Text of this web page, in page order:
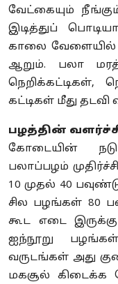
வேட்கையும்
இடித்துப்
காலை வேளையில்
ஆறும். பலா
நெறிக்கட்டிகள்,
கட்டிகள் மீது
பழத்தின்
கோடையின்
பலாப்பழம்
10 முதல் 40
சில பழங்கள் 80
கூட எடை
ஐந்நூறு
வருடங்கள் அது
மகசூல்